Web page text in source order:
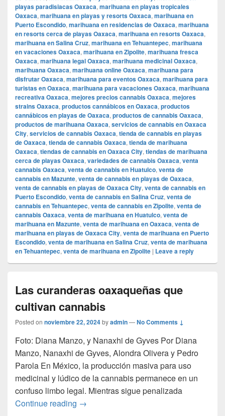
playas paradisiacas Oaxaca, marihuana en playas tropicales
Oaxaca, marihuana en playas y resorts Oaxaca, marihuana en
Puerto Escondido, marihuana en residencias de Oaxaca, marihuana
en resorts cerca de playas Oaxaca, marihuana en resorts Oaxaca,
marihuana en Salina Cruz, marihuana en Tehuantepec, marihuana
en vacaciones Oaxaca, marihuana en Zipolite, marihuana fresca
Oaxaca, marihuana legal Oaxaca, marihuana medicinal Oaxaca,
marihuana Oaxaca, marihuana online Oaxaca, marihuana para
disfrutar Oaxaca, marihuana para eventos Oaxaca, marihuana para
turistas en Oaxaca, marihuana para vacaciones Oaxaca, marihuana
recreativa Oaxaca, mejores precios cannabis Oaxaca, mejores
strains Oaxaca, productos cannábicos en Oaxaca, productos
cannábicos en playas de Oaxaca, productos de cannabis Oaxaca,
productos de marihuana Oaxaca, servicios de cannabis en Oaxaca
City, servicios de cannabis Oaxaca, tienda de cannabis en playas
de Oaxaca, tienda de cannabis Oaxaca, tienda de marihuana
Oaxaca, tiendas de cannabis en Oaxaca City, tiendas de marihuana
cerca de playas Oaxaca, variedades de cannabis Oaxaca, venta
cannabis Oaxaca, venta de cannabis en Huatulco, venta de
cannabis en Mazunte, venta de cannabis en playas de Oaxaca,
venta de cannabis en playas de Oaxaca City, venta de cannabis en
Puerto Escondido, venta de cannabis en Salina Cruz, venta de
cannabis en Tehuantepec, venta de cannabis en Zipolite, venta de
cannabis Oaxaca, venta de marihuana en Huatulco, venta de
marihuana en Mazunte, venta de marihuana en Oaxaca, venta de
marihuana en playas de Oaxaca City, venta de marihuana en Puerto
Escondido, venta de marihuana en Salina Cruz, venta de marihuana
en Tehuantepec, venta de marihuana en Zipolite | Leave a reply
Las curanderas oaxaqueñas que
cultivan cannabis
Posted on noviembre 22, 2024byadmin—No Comments ↓
Foto: Diana Manzo, y Nanaxhi de Gyves Por Diana
Manzo, Nanaxhi de Gyves, Alondra Olivera y Pedro
Parola En México, la producción masiva para uso
medicinal y lúdico de la cannabis permanece en un
confuso limbo legal. Mientras sigue penalizada
Continue reading Las curanderas oaxaqueñas que
→